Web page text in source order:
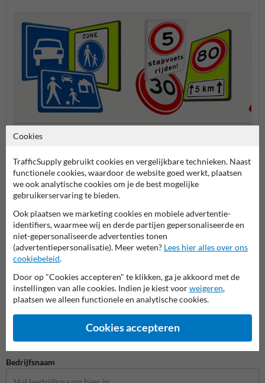
Verkeersregels gebieden
Verkeersborden RVV
Stel je vraag aan Scheepvaartbord.nl
Naam*
Bedrijfsnaam
Cookies
TrafficSupply gebruikt cookies en vergelijkbare technieken. Naast
functionele cookies, waardoor de website goed werkt, plaatsen
we ook analytische cookies om je de best mogelijke
gebruikerservaring te bieden.
Ook plaatsen we marketing cookies en mobiele advertentie-
identifiers, waarmee wij en derde partijen gepersonaliseerde en
niet-gepersonaliseerde advertenties tonen
(advertentiepersonalisatie). Meer weten? Lees hier alles over ons
cookiebeleid.
Door op "Cookies accepteren" te klikken, ga je akkoord met de
instellingen van alle cookies. Indien je kiest voorweigeren,
plaatsen we alleen functionele en analytische cookies.
Cookies accepteren